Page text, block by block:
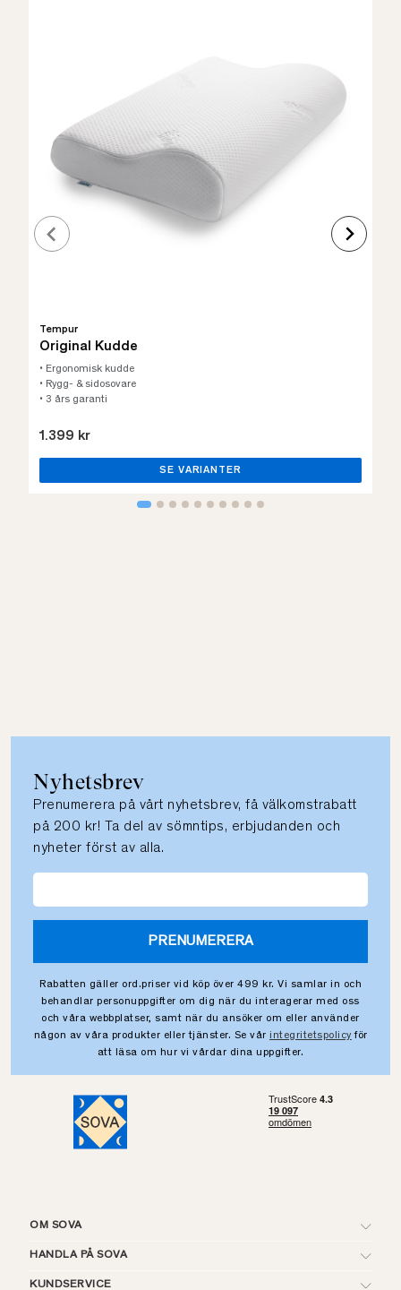
Tempur
Original Kudde
• Ergonomisk kudde
• Rygg- & sidosovare
• 3 års garanti
1.399 kr
SE VARIANTER
Nyhetsbrev
Prenumerera på vårt nyhetsbrev, få välkomstrabatt
på 200 kr! Ta del av sömntips, erbjudanden och
nyheter först av alla.
PRENUMERERA
Rabatten gäller ord.priser vid köp över 499 kr. Vi samlar in och
behandlar personuppgifter om dig när du interagerar med oss
och våra webbplatser, samt när du ansöker om eller använder
någon av våra produkter eller tjänster. Se vår integritetspolicy för
att läsa om hur vi vårdar dina uppgifter.
OM SOVA
HANDLA PÅ SOVA
KUNDSERVICE